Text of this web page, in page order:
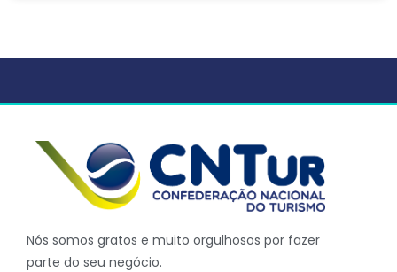
Nós somos gratos e muito orgulhosos por fazer
parte do seu negócio.